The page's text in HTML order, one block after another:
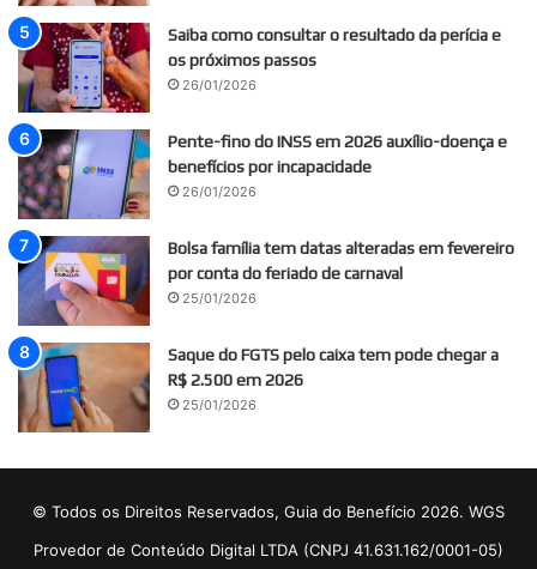
Saiba como consultar o resultado da perícia e
os próximos passos
26/01/2026
Pente-fino do INSS em 2026 auxílio-doença e
benefícios por incapacidade
26/01/2026
Bolsa família tem datas alteradas em fevereiro
por conta do feriado de carnaval
25/01/2026
Saque do FGTS pelo caixa tem pode chegar a
R$ 2.500 em 2026
25/01/2026
© Todos os Direitos Reservados, Guia do Benefício 2026. WGS
Provedor de Conteúdo Digital LTDA (CNPJ 41.631.162/0001-05)